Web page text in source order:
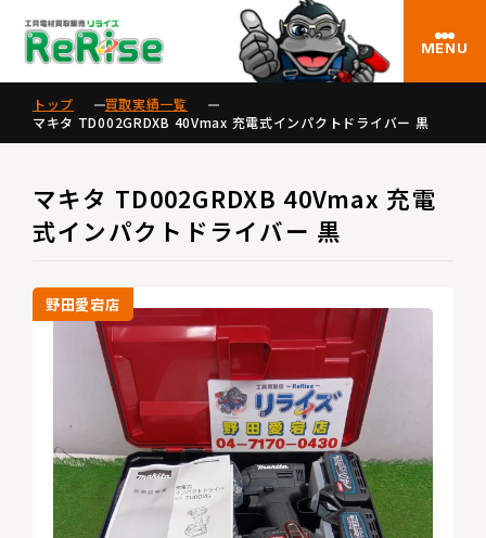
MENU
トップ
買取実績一覧
マキタ TD002GRDXB 40Vmax 充電式インパクトドライバー 黒
マキタ TD002GRDXB 40Vmax 充電
式インパクトドライバー 黒
野田愛宕店